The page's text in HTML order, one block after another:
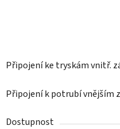
Připojení ke tryskám vnitř.
Připojení k potrubí vnějším
Dostupnost